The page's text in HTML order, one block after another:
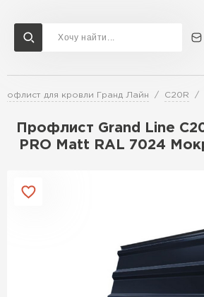
для кровли Гранд Лайн C20R
Профлист Grand Line
PRO Matt RAL 7024
Доставка и оплата Акции О
Перейти в каталог